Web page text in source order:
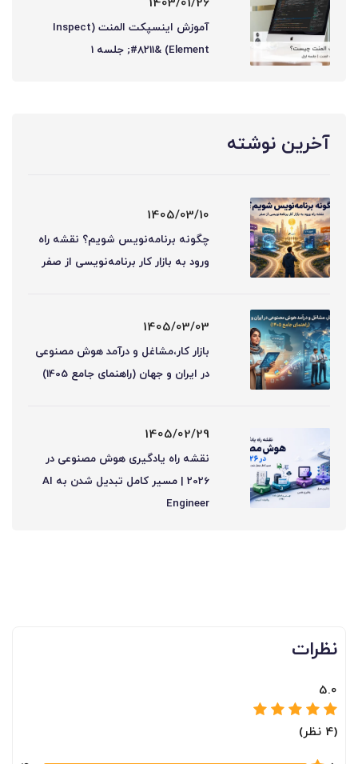
آموزش اینسپکت المنت (Inspect
Element) &#8211; جلسه 1
آخرین نوشته
1405/03/10
چگونه برنامه‌نویس شویم؟ نقشه راه
ورود به بازار کار برنامه‌نویسی از صفر
1405/03/03
بازار کار،مشاغل و درآمد هوش مصنوعی
در ایران و جهان (راهنمای جامع 1405)
1405/02/29
نقشه راه یادگیری هوش مصنوعی در
2026 | مسیر کامل تبدیل شدن به AI
Engineer
نظرات
5.0
(4 نظر)